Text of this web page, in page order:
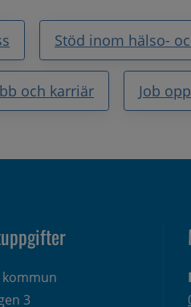
Stöd inom hälso-
och karriär Job
kommun
3